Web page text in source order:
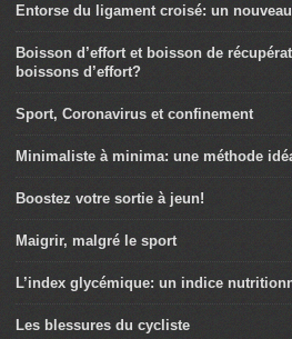
Entorse du ligament croisé: un
Boisson d’effort et boisson de
boissons d’effort?
Sport, Coronavirus et confinement
Minimaliste à minima: une méthode
Boostez votre sortie à jeun!
Maigrir, malgré le sport
L’index glycémique: un indice
Les blessures du cycliste